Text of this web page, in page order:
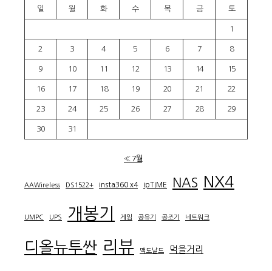
일 월 화 수 목 금 토
1
2 3 4 5 6 7 8
9 10 11 12 13 14 15
16 17 18 19 20 21 22
23 24 25 26 27 28 29
30 31
« 7월
AAWireless DS1522+ insta360 x4 ipTIME NAS NX4
UMPC UPS 개봉기 게임 공유기 공조기 네트워크
디올뉴투싼 리뷰 맥도날드 먹을거리